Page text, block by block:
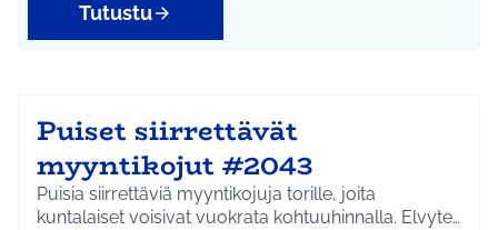
Tutustu
Puiset siirrettävät
myyntikojut #2043
Puisia siirrettäviä myyntikojuja torille, joita
kuntalaiset voisivat vuokrata kohtuuhinnalla. Elvyte…